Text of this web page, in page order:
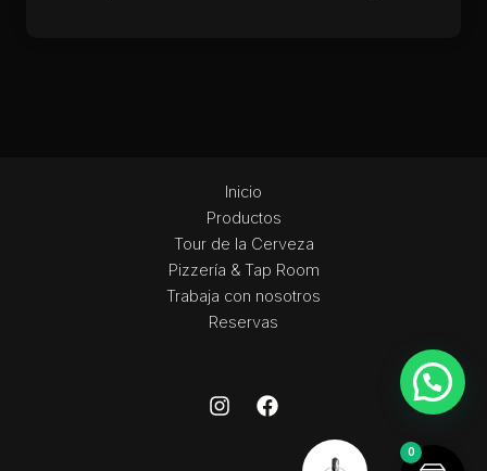
Inicio
Productos
Tour de la Cerveza
Pizzería & Tap Room
Trabaja con nosotros
Reservas
0